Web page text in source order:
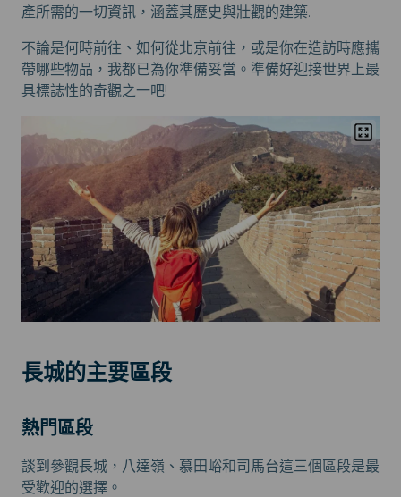
產所需的一切資訊，涵蓋其歷史與壯觀的建築.
不論是何時前往、如何從北京前往，或是你在造訪時應攜
帶哪些物品，我都已為你準備妥當。準備好迎接世界上最
具標誌性的奇觀之一吧!
長城的主要區段
熱門區段
談到參觀長城，八達嶺、慕田峪和司馬台這三個區段是最
受歡迎的選擇。